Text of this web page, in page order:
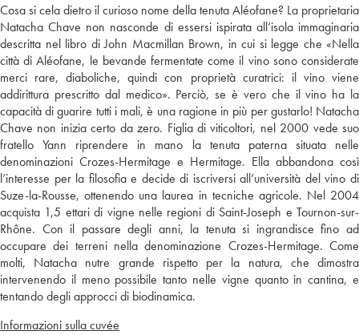
Cosa si cela dietro il curioso nome della tenuta Aléofane? La proprietaria
Natacha Chave non nasconde di essersi ispirata all’isola immaginaria
descritta nel libro di John Macmillan Brown, in cui si legge che «Nella
città di Aléofane, le bevande fermentate come il vino sono considerate
merci rare, diaboliche, quindi con proprietà curatrici: il vino viene
addirittura prescritto dal medico». Perciò, se è vero che il vino ha la
capacità di guarire tutti i mali, è una ragione in più per gustarlo! Natacha
Chave non inizia certo da zero. Figlia di viticoltori, nel 2000 vede suo
fratello Yann riprendere in mano la tenuta paterna situata nelle
denominazioni Crozes-Hermitage e Hermitage. Ella abbandona così
l’interesse per la filosofia e decide di iscriversi all’università del vino di
Suze-la-Rousse, ottenendo una laurea in tecniche agricole. Nel 2004
acquista 1,5 ettari di vigne nelle regioni di Saint-Joseph e Tournon-sur-
Rhône. Con il passare degli anni, la tenuta si ingrandisce fino ad
occupare dei terreni nella denominazione Crozes-Hermitage. Come
molti, Natacha nutre grande rispetto per la natura, che dimostra
intervenendo il meno possibile tanto nelle vigne quanto in cantina, e
tentando degli approcci di biodinamica.
Informazioni sulla cuvée